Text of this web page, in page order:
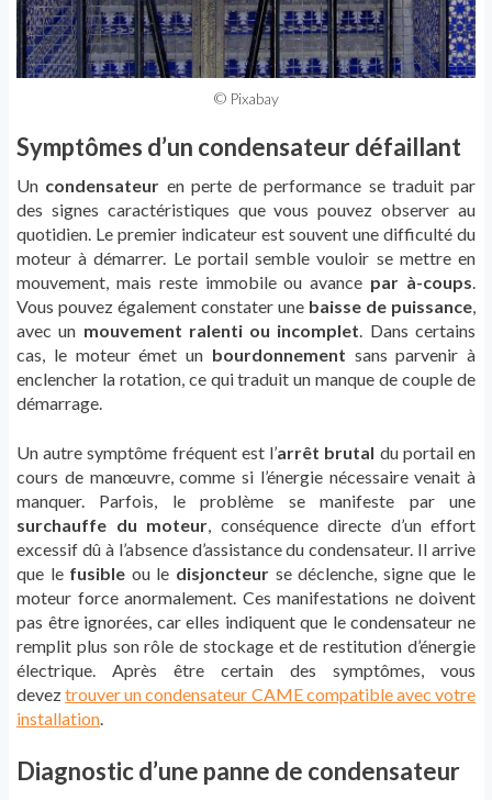
© Pixabay
Symptômes d’un condensateur défaillant
Un condensateur en perte de performance se traduit par
des signes caractéristiques que vous pouvez observer au
quotidien. Le premier indicateur est souvent une difficulté du
moteur à démarrer. Le portail semble vouloir se mettre en
mouvement, mais reste immobile ou avance par à-coups.
Vous pouvez également constater une baisse de puissance,
avec un mouvement ralenti ou incomplet. Dans certains
cas, le moteur émet un bourdonnement sans parvenir à
enclencher la rotation, ce qui traduit un manque de couple de
démarrage.
Un autre symptôme fréquent est l’arrêt brutal du portail en
cours de manœuvre, comme si l’énergie nécessaire venait à
manquer. Parfois, le problème se manifeste par une
surchauffe du moteur, conséquence directe d’un effort
excessif dû à l’absence d’assistance du condensateur. Il arrive
que le fusible ou le disjoncteur se déclenche, signe que le
moteur force anormalement. Ces manifestations ne doivent
pas être ignorées, car elles indiquent que le condensateur ne
remplit plus son rôle de stockage et de restitution d’énergie
électrique. Après être certain des symptômes, vous
deveztrouver un condensateur CAME compatible avec votre
installation.
Diagnostic d’une panne de condensateur